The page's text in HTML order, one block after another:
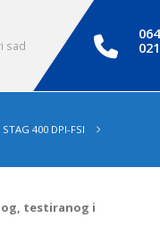
sad
400 DPI-FSI
testiranog i